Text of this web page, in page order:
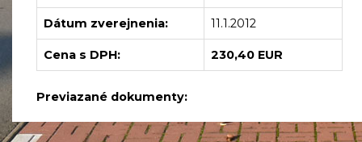
Dátum zverejnenia: 11.1.2012
Cena s DPH: 230,40 EUR
Previazané dokumenty: